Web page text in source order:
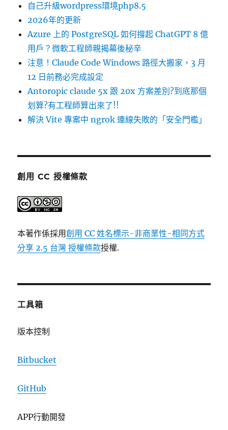
自己升級wordpress環境php8.5
2026年的更新
Azure 上的 PostgreSQL 如何撐起 ChatGPT 8 億
用戶？微軟工程師親揭幕後秘辛
注意！Claude Code Windows 路徑大搬家，3 月
12 日前務必完成設定
Antoropic claude 5x 跟 20x 方案差別?到底那個
划算?有工程師算出來了!!
解決 Vite 專案中 ngrok 連線失敗的「安全門檻」
創用 CC 授權條款
本著作係採用創用 CC 姓名標示-非商業性-相同方式
分享 2.5 台灣 授權條款授權.
工具箱
版本控制
Bitbucket
GitHub
APP行動開發